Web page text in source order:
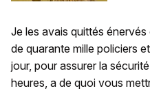
Je les avais quittés
de quarante mille policiers
jour, pour assurer la
heures, a de quoi vous